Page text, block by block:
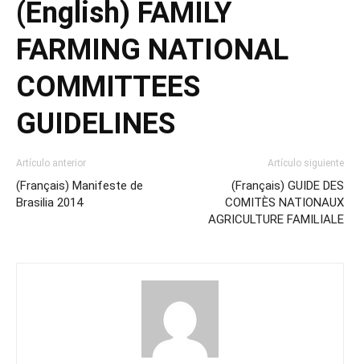
(English) FAMILY
FARMING NATIONAL
COMMITTEES
GUIDELINES
Artículo anterior
(Français) Manifeste de
Brasilia 2014
Artículo siguiente
(Français) GUIDE DES
COMITÈS NATIONAUX
AGRICULTURE FAMILIALE